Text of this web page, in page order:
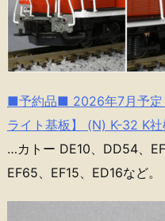
■予約品■ 2026年7月予定
ライト基板】 (N) K-32 K
…カトー DE10、DD54、
EF65、EF15、ED16など。